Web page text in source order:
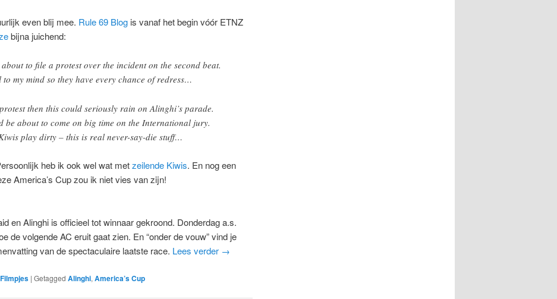
even blij mee. Rule 69 Blog is vanaf het begin vóór ETNZ
bijna juichend:
about to file a protest over the incident on the second beat.
my mind so they have every chance of redress…
then this could seriously rain on Alinghi’s parade.
be about to come on big time on the International jury.
play dirty – this is real never-say-die stuff…
heb ik ook wel wat metzeilende Kiwis. En nog een
America’s Cup zou ik niet vies van zijn!
en Alinghi is officieel tot winnaar gekroond. Donderdag a.s.
de volgende AC eruit gaat zien. En “onder de vouw” vind je
van de spectaculaire laatste race. Lees verder →
Filmpjes | Getagged Alinghi, America’s Cup